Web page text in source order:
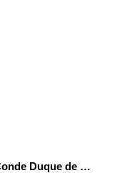
Ready, Steady, Go. Conde Duque de Olivares